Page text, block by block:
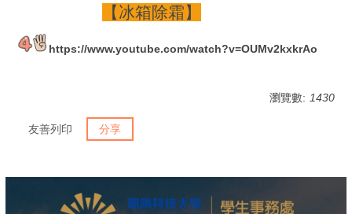
【冰箱除霜】
https://www.youtube.com/watch?v=OUMv2kxkrAo
瀏覽數: 1430
友善列印 分享